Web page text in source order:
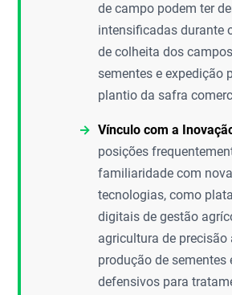
de campo podem ter
intensificadas durante
de colheita dos
sementes e expedição
plantio da safra
Vínculo com a
posições
familiaridade com
tecnologias, como
digitais de gestão
agricultura de precisão
produção de sementes
defensivos para